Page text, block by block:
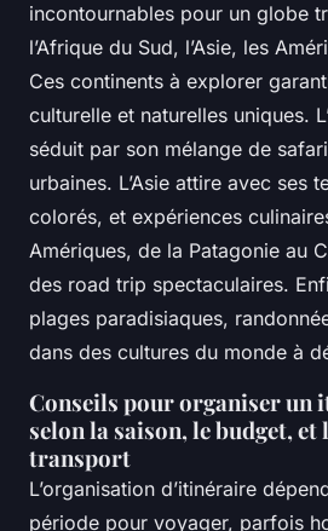
incontournables pour un globe
l’Afrique du Sud, l’Asie, les
Ces continents à explorer
culturelle et naturelles uniques.
séduit par son mélange de
urbaines. L’Asie attire avec ses
colorés, et expériences
Amériques, de la Patagonie au
des road trip spectaculaires.
plages paradisiaques,
dans des cultures du monde à
Conseils pour organiser un
selon la saison, le budget, et
transport
L’organisation d’itinéraire
période pour voyager, parfois